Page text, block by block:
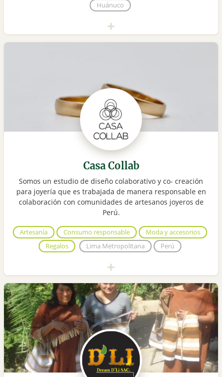
Huánuco
Casa Collab
Somos un estudio de diseño colaborativo y co- creación
para joyería que es trabajada de manera responsable en
colaboración con comunidades de artesanos joyeros de
Perú.
Artesanía Consumo responsable
Moda y accesorios
Regalos
Lima Metropolitana Perú